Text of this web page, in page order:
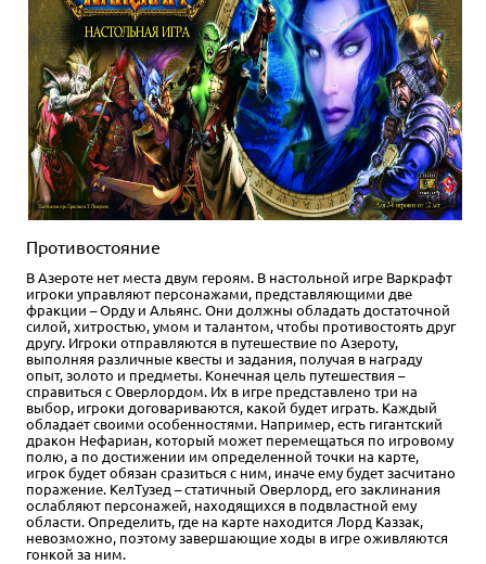
Противостояние
В Азероте нет места двум героям. В настольной игре Варкрафт
игроки управляют персонажами, представляющими две
фракции – Орду и Альянс. Они должны обладать достаточной
силой, хитростью, умом и талантом, чтобы противостоять друг
другу. Игроки отправляются в путешествие по Азероту,
выполняя различные квесты и задания, получая в награду
опыт, золото и предметы. Конечная цель путешествия –
справиться с Оверлордом. Их в игре представлено три на
выбор, игроки договариваются, какой будет играть. Каждый
обладает своими особенностями. Например, есть гигантский
дракон Нефариан, который может перемещаться по игровому
полю, а по достижении им определенной точки на карте,
игрок будет обязан сразиться с ним, иначе ему будет засчитано
поражение. КелТузед – статичный Оверлорд, его заклинания
ослабляют персонажей, находящихся в подвластной ему
области. Определить, где на карте находится Лорд Каззак,
невозможно, поэтому завершающие ходы в игре оживляются
гонкой за ним.